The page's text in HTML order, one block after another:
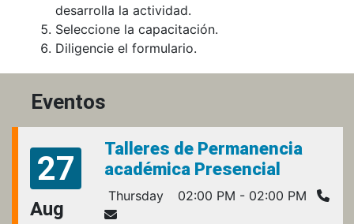
desarrolla la actividad.
Seleccione la capacitación.
Diligencie el formulario.
Eventos
27
Aug
Talleres de Permanencia
académica Presencial
Thursday 02:00 PM - 02:00 PM